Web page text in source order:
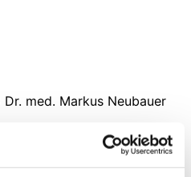
med. Markus Neubauer